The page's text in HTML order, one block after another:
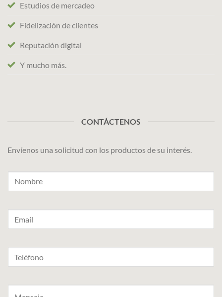
Estudios de mercadeo
Fidelización de clientes
Reputación digital
Y mucho más.
CONTÁCTENOS
Envíenos una solicitud con los productos de su interés.